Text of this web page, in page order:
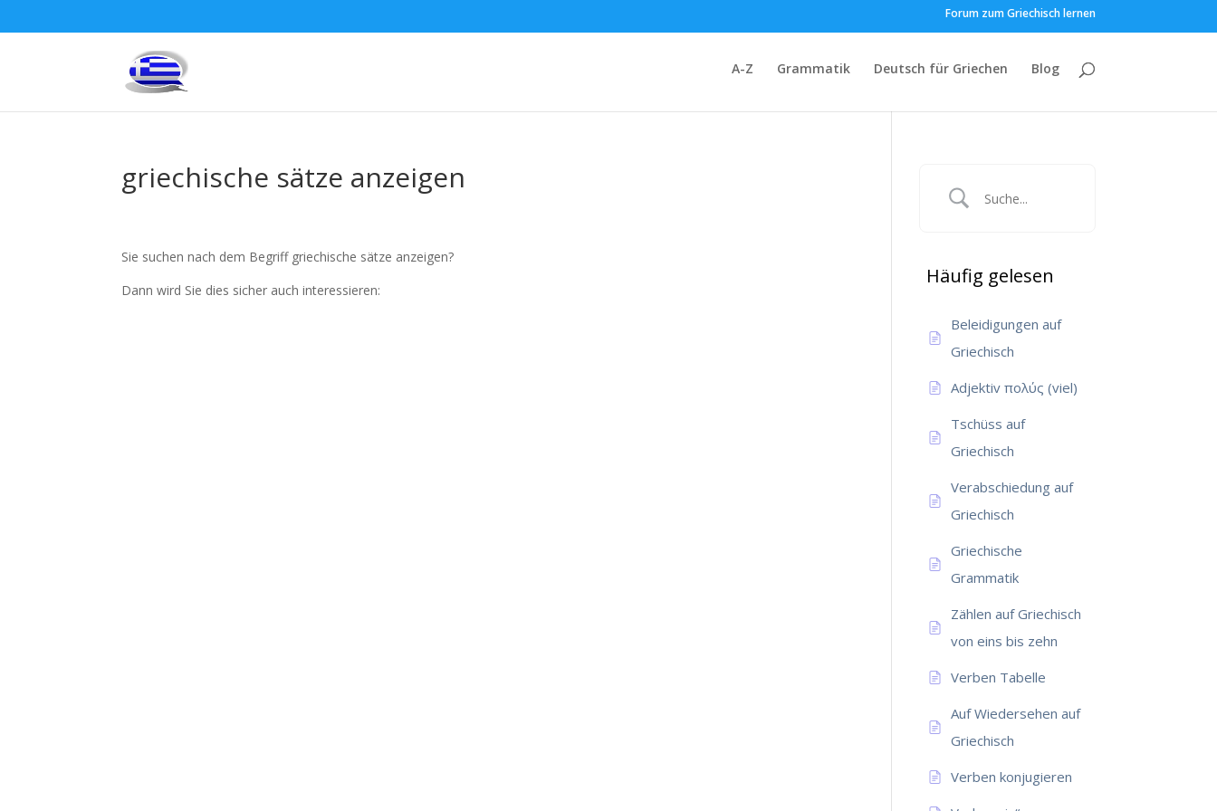
Forum zum Griechisch lernen
A-Z Grammatik Deutsch für Griechen Blog
griechische sätze anzeigen
Sie suchen nach dem Begriff griechische sätze anzeigen?
Dann wird Sie dies sicher auch interessieren:
Häufig gelesen
Beleidigungen auf
Griechisch
Adjektiv πολύς (viel)
Tschüss auf
Griechisch
Verabschiedung auf
Griechisch
Griechische
Grammatik
Zählen auf Griechisch
von eins bis zehn
Verben Tabelle
Auf Wiedersehen auf
Griechisch
Verben konjugieren